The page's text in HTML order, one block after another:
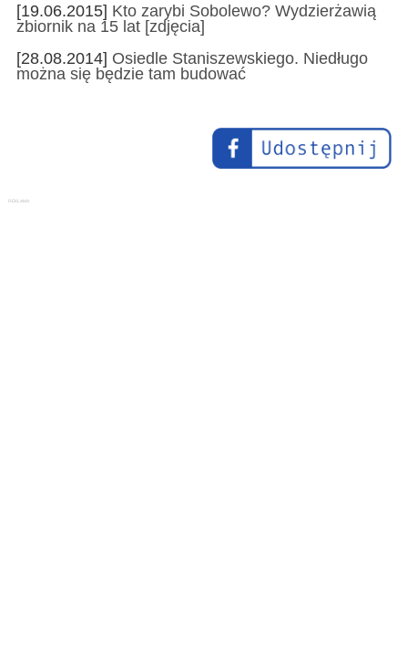
[19.06.2015] Kto zarybi Sobolewo? Wydzierżawią
zbiornik na 15 lat [zdjęcia]
[28.08.2014] Osiedle Staniszewskiego. Niedługo
można się będzie tam budować